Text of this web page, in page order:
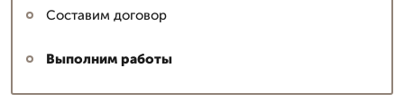
Составим договор
Выполним работы